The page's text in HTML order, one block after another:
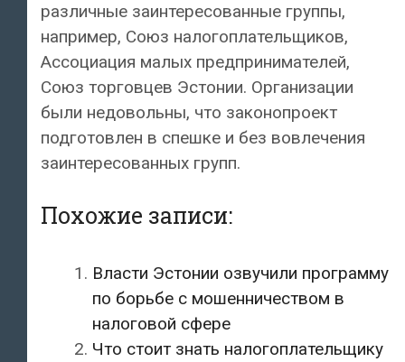
различные заинтересованные группы,
например, Союз налогоплательщиков,
Ассоциация малых предпринимателей,
Союз торговцев Эстонии. Организации
были недовольны, что законопроект
подготовлен в спешке и без вовлечения
заинтересованных групп.
Похожие записи:
Власти Эстонии озвучили программу
по борьбе с мошенничеством в
налоговой сфере
Что стоит знать налогоплательщику